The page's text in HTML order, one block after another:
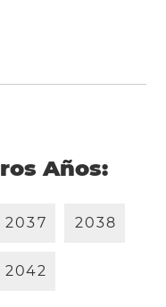
Años:
2037 2038
2042